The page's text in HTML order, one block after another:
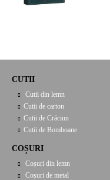
CUTII
Cutii din lemn
Cutii de carton
Cutii de Crăciun
Cutii de Bomboane
COȘURI
Coșuri din lemn
Coșuri de metal